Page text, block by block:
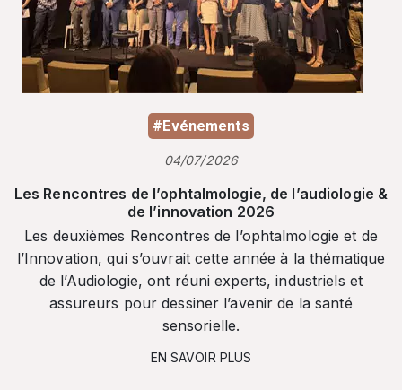
#Evénements
04/07/2026
Les Rencontres de l’ophtalmologie, de l’audiologie &
de l’innovation 2026
Les deuxièmes Rencontres de l’ophtalmologie et de
l’Innovation, qui s’ouvrait cette année à la thématique
de l’Audiologie, ont réuni experts, industriels et
assureurs pour dessiner l’avenir de la santé
sensorielle.
EN SAVOIR PLUS